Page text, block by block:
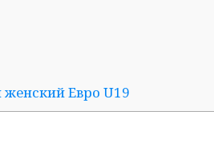
Евро U19